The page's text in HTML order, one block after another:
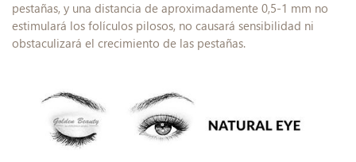
pestañas, y una distancia de aproximadamente 0,5-1 mm no
estimulará los folículos pilosos, no causará sensibilidad ni
obstaculizará el crecimiento de las pestañas.